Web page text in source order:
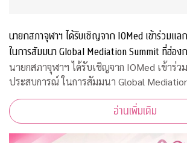
นายกสภาจุฬาฯ ได้รับเชิญจาก IOMed เข้าร่วมแ
ในการสัมมนา Global Mediation Summit ที่ฮ่อง
นายกสภาจุฬาฯ ได้รับเชิญจาก IOMed เข้าร่ว
ประสบการณ์ ในการสัมมนา Global
อ่านเพิ่มเติม